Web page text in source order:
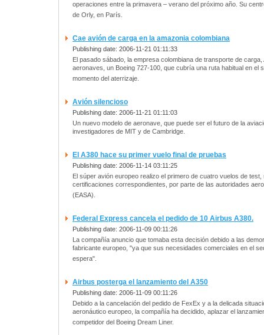
operaciones entre la primavera – verano del próximo año. Su
de Orly, en París.
Cae avión de carga en la amazonia colombiana
Publishing date: 2006-11-21 01:11:33
El pasado sábado, la empresa colombiana de transporte de
aeronaves, un Boeing 727-100, que cubría una ruta habitual en el
momento del aterrizaje.
Avión silencioso
Publishing date: 2006-11-21 01:11:03
Un nuevo modelo de aeronave, que puede ser el futuro de la
investigadores de MIT y de Cambridge.
El A380 hace su primer vuelo final de pruebas
Publishing date: 2006-11-14 03:11:25
El súper avión europeo realizo el primero de cuatro vuelos de
certificaciones correspondientes, por parte de las autoridades
(EASA).
Federal Express cancela el pedido de 10 Airbus A380.
Publishing date: 2006-11-09 00:11:26
La compañía anuncio que tomaba esta decisión debido a las
fabricante europeo, "ya que sus necesidades comerciales en el
espera".
Airbus posterga el lanzamiento del A350
Publishing date: 2006-11-09 00:11:26
Debido a la cancelación del pedido de FexEx y a la delicada
aeronáutico europeo, la compañía ha decidido, aplazar el
competidor del Boeing Dream Liner.